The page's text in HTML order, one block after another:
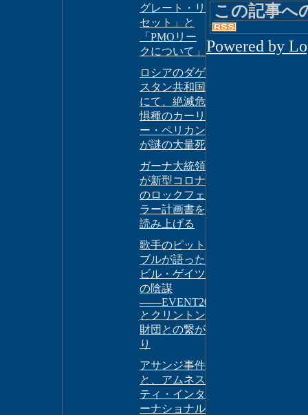
グレート・リ
セット」と
「PMOリー
クについて」
ロシアのダゲ
スタン共和国
にて、絶滅危
惧種のカーリ
ー・ペリカン
が謎の大量死
ガーナ大統領
が新型コロナ
のロックフェ
ラー計画書を
読み上げる
歌手のピット
ブルが語った
ビル・ゲイツ
の陰謀
――EVENT201
とクリントン
財団との繋が
り
アサンジ事件
と、アムネス
ティ・インタ
ーナショナル
この記事へ
Powered by